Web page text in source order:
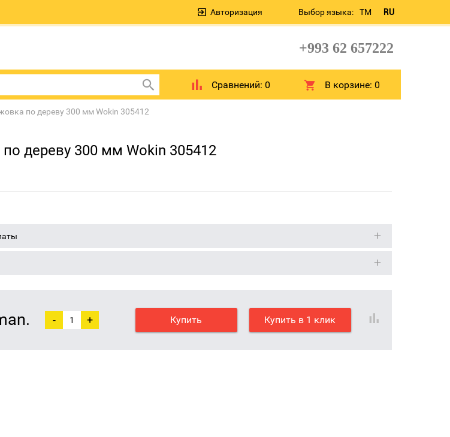
Выбор языка: TM RU
Авторизация
+993 62 657222
Сравнений: 0 В корзине:0
по дереву 300 мм Wokin 305412
дереву 300 мм Wokin 305412
- + Купить Купить в 1 клик